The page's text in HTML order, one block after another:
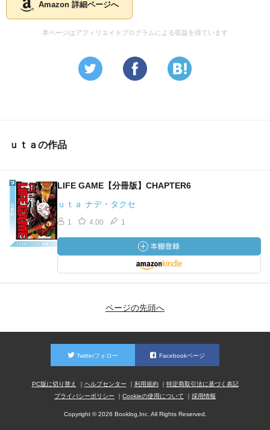
Amazon 詳細ページへ
本ページはアフィリエイトプログラムによる収益を得ています
ｕｔａの作品
LIFE GAME【分冊版】CHAPTER6
ｕｔａ ナデ・タクセ
1 4.00 1
ページの先頭へ
Twitterフォロー Facebookページ
PC版に切り替え ヘルプセンター 利用規約
特定商取引法に基づく表記
プライバシーポリシー
Cookieの使用について 採用情報
Copyright © 2026 Booklog,Inc. All Rights Reserved.